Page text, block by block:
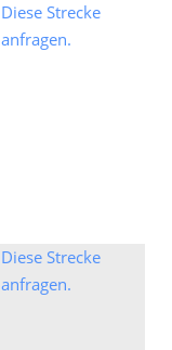
Diese Strecke
anfragen.
Diese Strecke
anfragen.